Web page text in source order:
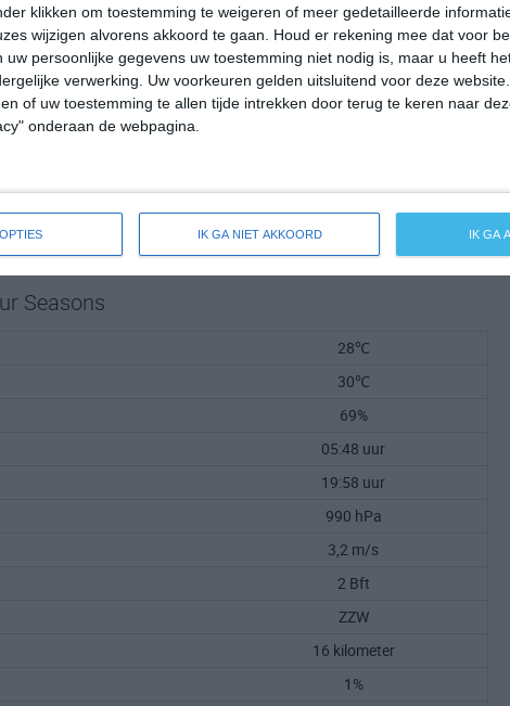
klikken om toestemming te weigeren of meer gedetailleerde
wijzigen alvorens akkoord te gaan.
Houd er rekening mee dat voor
uw persoonlijke gegevens uw toestemming niet nodig is, maar u heeft
verwerking. Uw voorkeuren gelden uitsluitend voor deze
of uw toestemming te allen tijde intrekken door terug te keren naar
onderaan de webpagina.
IK GA NIET AKKOORD IK GA
Seasons
28℃
30℃
69%
05:48 uur
19:58 uur
990 hPa
3,2 m/s
2 Bft
ZZW
16 kilometer
1%